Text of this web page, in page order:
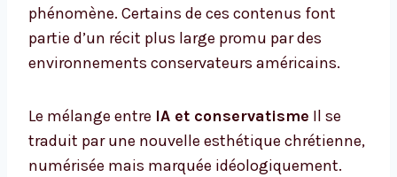
phénomène. Certains de ces contenus font
partie d’un récit plus large promu par des
environnements conservateurs américains.
Le mélange entre IA et conservatisme Il se
traduit par une nouvelle esthétique chrétienne,
numérisée mais marquée idéologiquement.